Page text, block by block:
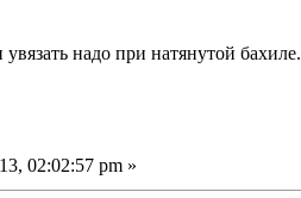
надо при натянутой бахиле.
02:02:57 pm »